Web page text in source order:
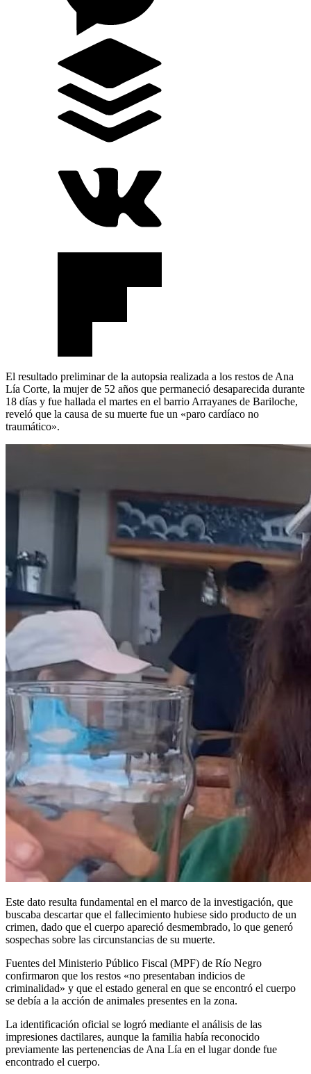
El resultado preliminar de la autopsia realizada a los restos de Ana
Lía Corte, la mujer de 52 años que permaneció desaparecida durante
18 días y fue hallada el martes en el barrio Arrayanes de Bariloche,
reveló que la causa de su muerte fue un «paro cardíaco no
traumático».
Este dato resulta fundamental en el marco de la investigación, que
buscaba descartar que el fallecimiento hubiese sido producto de un
crimen, dado que el cuerpo apareció desmembrado, lo que generó
sospechas sobre las circunstancias de su muerte.
Fuentes del Ministerio Público Fiscal (MPF) de Río Negro
confirmaron que los restos «no presentaban indicios de
criminalidad» y que el estado general en que se encontró el cuerpo
se debía a la acción de animales presentes en la zona.
La identificación oficial se logró mediante el análisis de las
impresiones dactilares, aunque la familia había reconocido
previamente las pertenencias de Ana Lía en el lugar donde fue
encontrado el cuerpo.